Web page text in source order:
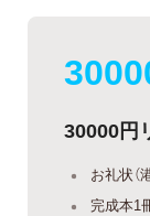
30000円
お礼状（
完成本1